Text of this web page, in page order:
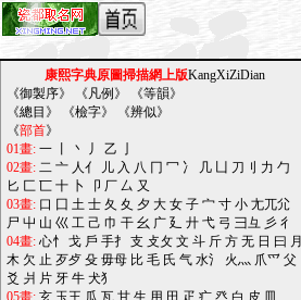
康熙字典原圖掃描網上版KangXiZiDian
《御製序》 《凡例 》 《等韻》
《總目 》 《檢字》 《辨似》
《部首》
01畫: 一 丶 丿 乙
02畫: 二 亠 人亻 儿 入 八 冂 冖 冫 几 凵 刀刂 力 勹
匕 匚 匸 十 卜 卩 厂 厶 又
03畫: 口 囗 土 士 夂 夊 夕 大 女 子 宀 寸 小 尢兀尣
尸 屮 山 巛 工 己 巾 干 幺 广 廴 廾 弋 弓 彐彑 彡 彳
04畫: 心忄 戈 戶 手扌 支 攴攵 文 斗 斤 方 无 日 曰 月
木 欠 止 歹歺 殳 毋母 比 毛 氏 气 水氵 火灬 爪爫 父
爻 爿 片 牙 牛 犬犭
05畫: 玄 玉王 瓜 瓦 甘 生 用 田 疋 疒 癶 白 皮 皿